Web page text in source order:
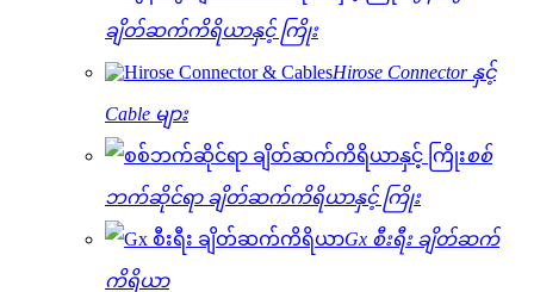
ချိတ်ဆက်ကိရိယာနှင့် ကြိုး
Hirose Connector နှင့်
Cable များ
စစ်
ဘက်ဆိုင်ရာ ချိတ်ဆက်ကိရိယာနှင့် ကြိုး
Gx စီးရီး ချိတ်ဆက်
ကိရိယာ